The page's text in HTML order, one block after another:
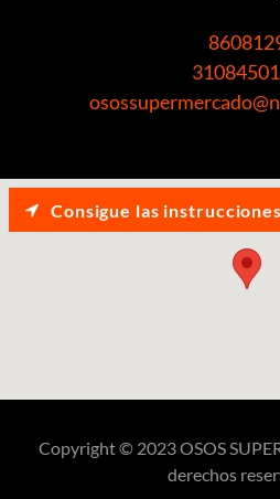
Consigue las instrucciones
Copyright © 2023 OSOS
derechos